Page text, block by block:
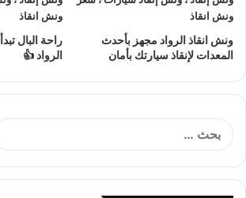
سعر بدون رسوم اضافية و بدون اكراميات.
نقوم بتتبع جميع سيارات الانقاذ من خلال GPS.
يوجدونش انقاذ سيارات
الأسبوع.
لدينا على
المعدات والتقنيات ورفع السيارات.
ونش انقاذ الرواد مجهز بأحدث
المعدات لإنقاذ سيارتك بأمان
راحة البال
الرواد 👍